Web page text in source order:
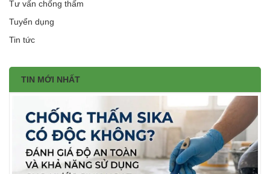
Tư vấn chống thấm
Tuyển dụng
Tin tức
TIN MỚI NHẤT